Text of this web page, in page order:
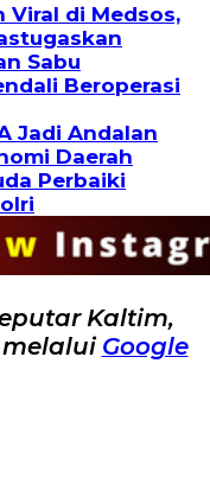
Viral di Medsos,
Sabu
Beroperasi
Jadi Andalan
Daerah
Perbaiki
Kaltim,
Google